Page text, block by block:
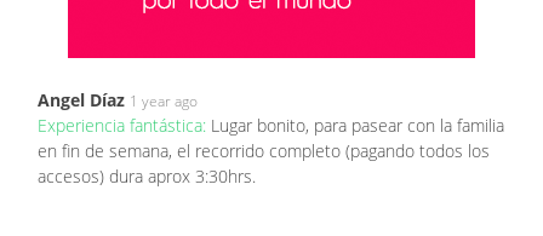
Angel Díaz 1 year ago
Experiencia fantástica: Lugar bonito, para pasear con la familia
en fin de semana, el recorrido completo (pagando todos los
accesos) dura aprox 3:30hrs.